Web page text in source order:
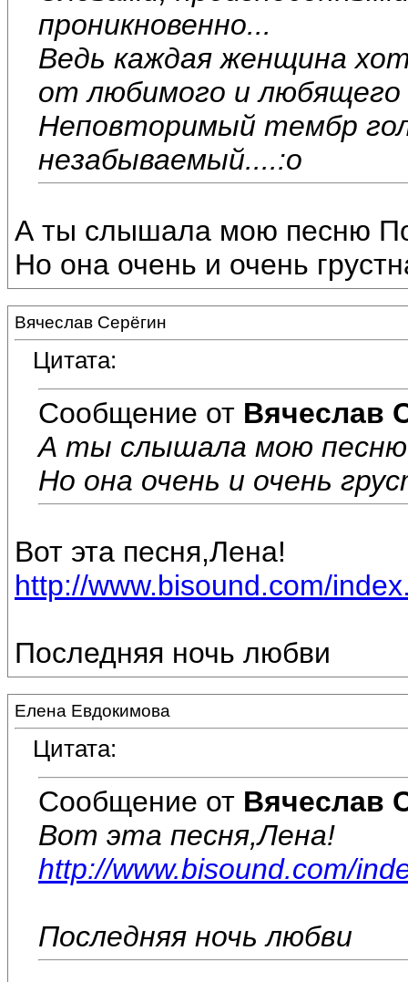
проникновенно...
Ведь каждая женщина
от любимого и
Неповторимый тембр
незабываемый....:o
А ты слышала мою песню
Но она очень и очень
Вячеслав Серёгин
Цитата:
Сообщение от Вячеслав
А ты слышала мою песню
Но она очень и очень
Вот эта песня,Лена!
http://www.bisound.com/
Последняя ночь любви
Елена Евдокимова
Цитата:
Сообщение от Вячеслав
Вот эта песня,Лена!
http://www.bisound.com/
Последняя ночь любви